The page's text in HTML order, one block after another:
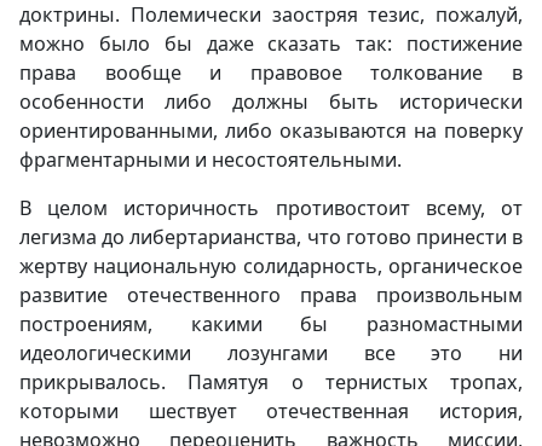
доктрины. Полемически заостряя тезис, пожалуй,
можно было бы даже сказать так: постижение
права вообще и правовое толкование в
особенности либо должны быть исторически
ориентированными, либо оказываются на поверку
фрагментарными и несостоятельными.
В целом историчность противостоит всему, от
легизма до либертарианства, что готово принести в
жертву национальную солидарность, органическое
развитие отечественного права произвольным
построениям, какими бы разномастными
идеологическими лозунгами все это ни
прикрывалось. Памятуя о тернистых тропах,
которыми шествует отечественная история,
невозможно переоценить важность миссии,